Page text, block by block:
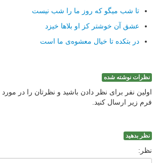
تا شب میگو که روز ما را شب نیست
عشق آن خوشتر کز او بلاها خیزد
در بتکده تا خیال معشوه‌ی ما است
نظرات نوشته شده
اولین نفر برای نظر دادن باشید و نظرتان را در
فرم زیر ارسال کنید.
نظر بدهید
نظر: